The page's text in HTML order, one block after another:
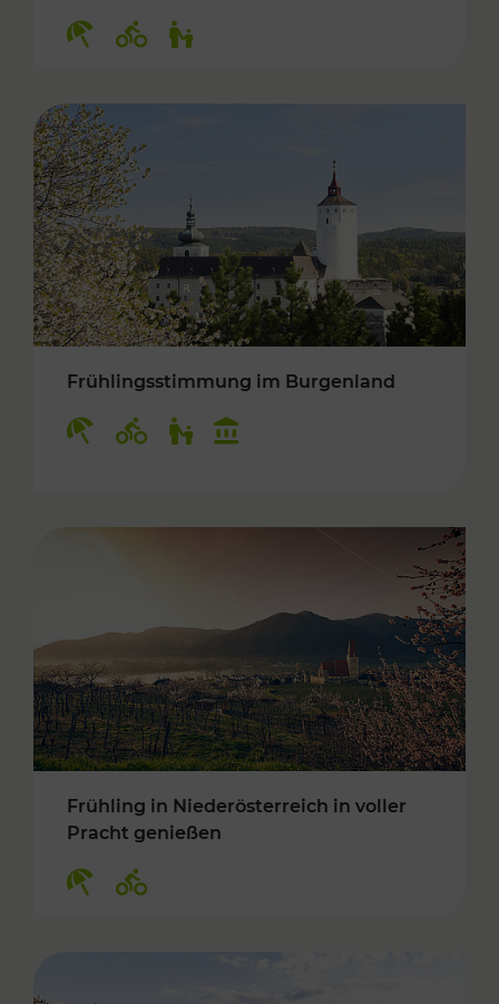
Frühlingsstimmung im Burgenland
Frühling in Niederösterreich in voller
Pracht genießen